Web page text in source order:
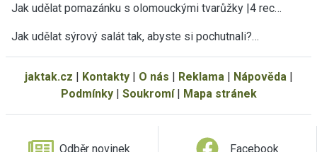
Jak udělat pomazánku s olomouckými tvarůžky |4 rec…
Jak udělat sýrový salát tak, abyste si pochutnali?…
jaktak.cz | Kontakty| O nás | Reklama | Nápověda |
Podmínky| Soukromí| Mapa stránek
Odběr novinek Facebook